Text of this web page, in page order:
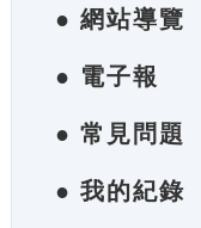
● 網站導覽
● 電子報
● 常見問題
● 我的紀錄